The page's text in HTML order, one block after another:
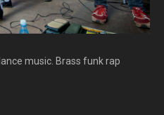
music. Brass funk rap